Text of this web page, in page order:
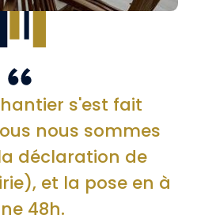
s'est fait
nous sommes
déclaration de
et la pose en à
48h.